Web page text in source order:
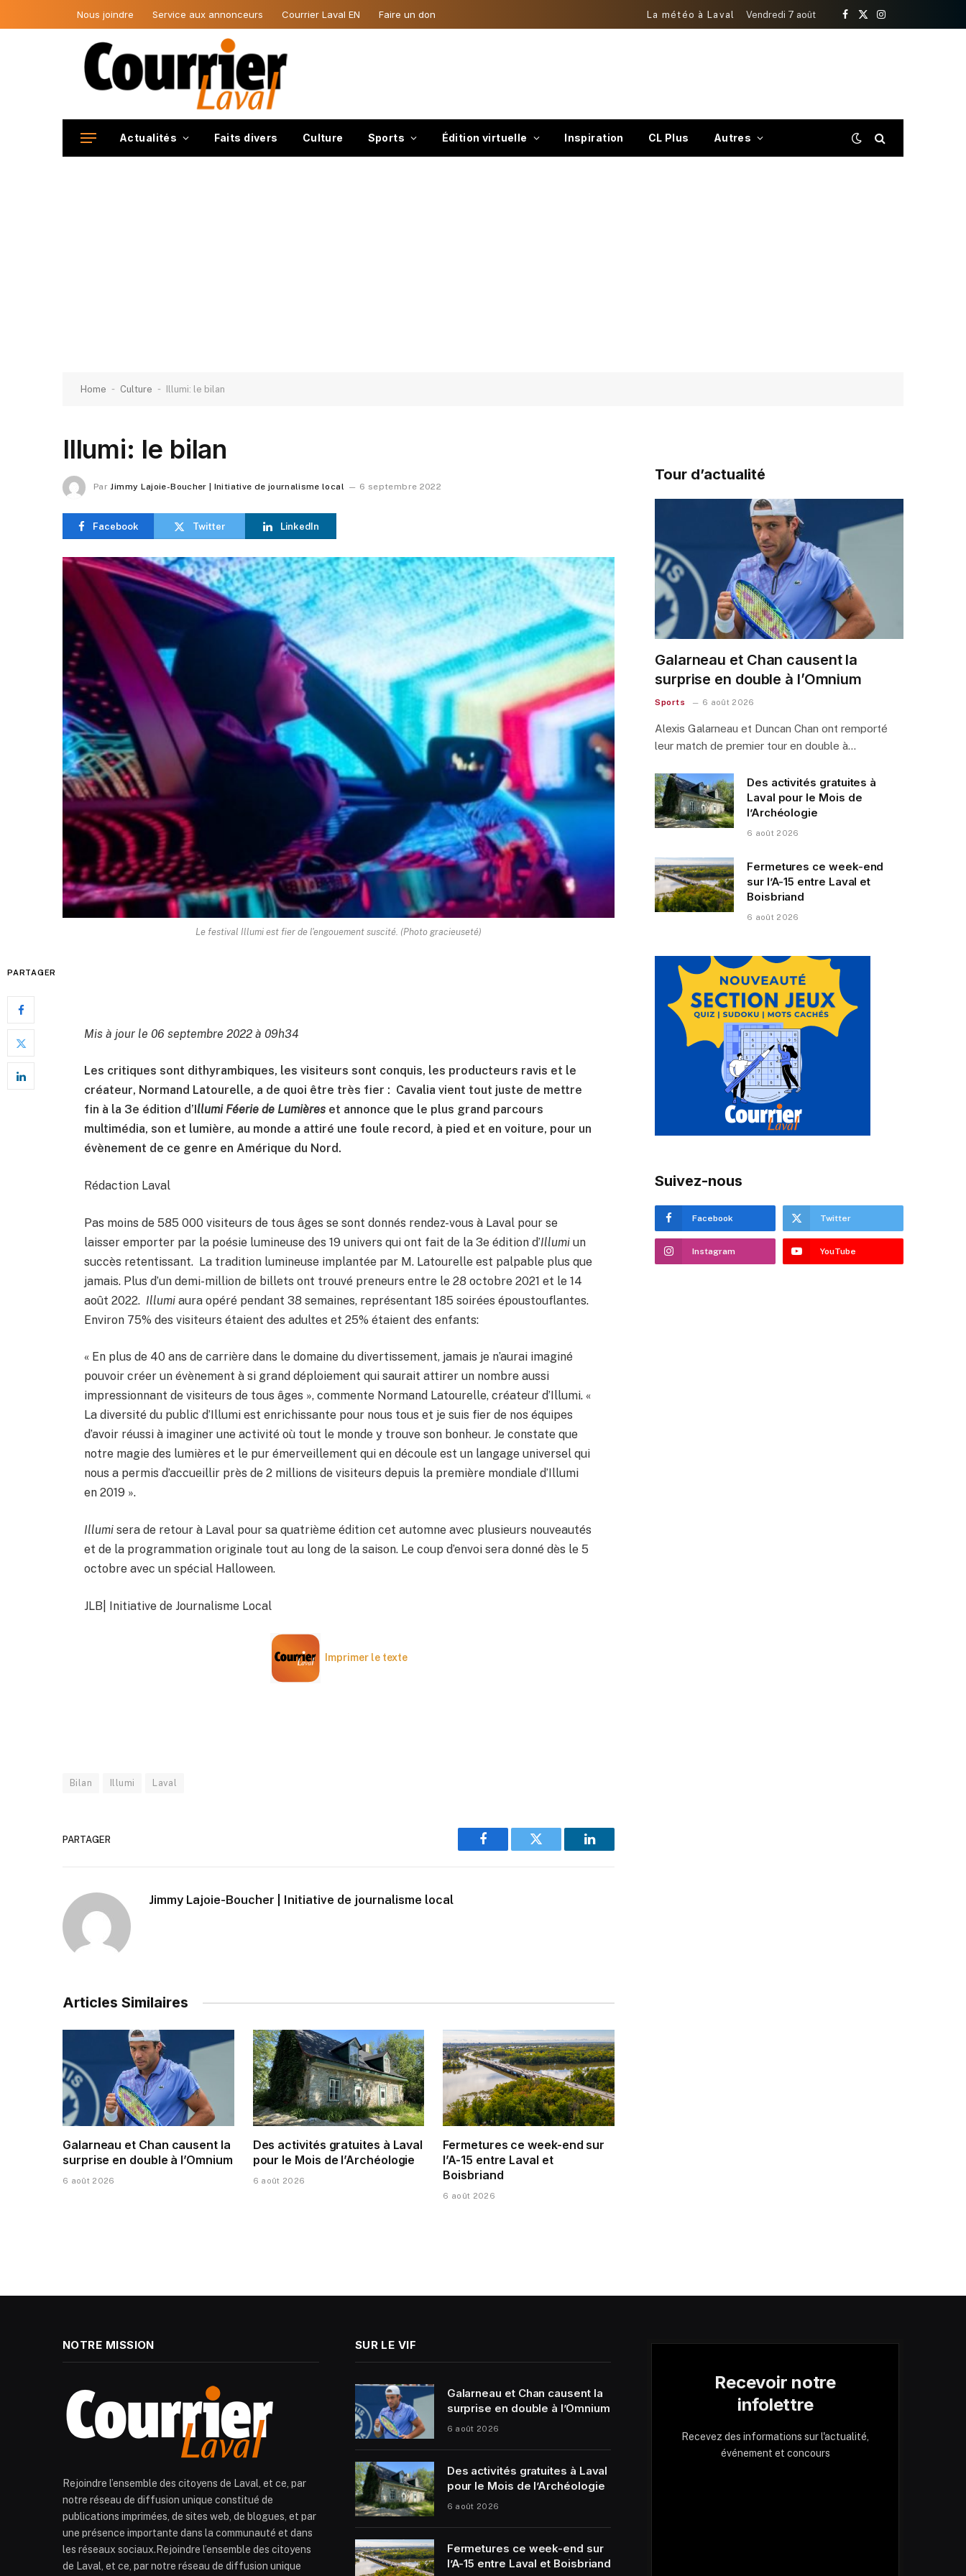
Nous joindre Service aux annonceurs Courrier Laval EN Faire un don La météo à Laval Vendredi 7 août
Facebook
X
Instagram
Actualités Faits divers Culture Sports Édition virtuelle Inspiration CL Plus Autres
Home - Culture - Illumi: le bilan
Illumi: le bilan
Par Jimmy Lajoie-Boucher | Initiative de journalisme local 6 septembre 2022
Facebook Twitter LinkedIn
Le festival Illumi est fier de l'engouement suscité. (Photo gracieuseté)
PARTAGER
Mis à jour le 06 septembre 2022 à 09h34
Les critiques sont dithyrambiques, les visiteurs sont conquis, les producteurs ravis et le
créateur, Normand Latourelle, a de quoi être très fier : Cavalia vient tout juste de mettre
fin à la 3e édition d’I llumi Féerie de Lumières et annonce que le plus grand parcours
multimédia, son et lumière, au monde a attiré une foule record, à pied et en voiture, pour un
évènement de ce genre en Amérique du Nord.
Rédaction Laval
Pas moins de 585 000 visiteurs de tous âges se sont donnés rendez-vous à Laval pour se
laisser emporter par la poésie lumineuse des 19 univers qui ont fait de la 3e édition d’Illumi un
succès retentissant. La tradition lumineuse implantée par M. Latourelle est palpable plus que
jamais. Plus d’un demi-million de billets ont trouvé preneurs entre le 28 octobre 2021 et le 14
août 2022. Illumi aura opéré pendant 38 semaines, représentant 185 soirées époustouflantes.
Environ 75% des visiteurs étaient des adultes et 25% étaient des enfants:
« En plus de 40 ans de carrière dans le domaine du divertissement, jamais je n’aurai imaginé
pouvoir créer un évènement à si grand déploiement qui saurait attirer un nombre aussi
impressionnant de visiteurs de tous âges », commente Normand Latourelle, créateur d’Illumi. «
La diversité du public d’Illumi est enrichissante pour nous tous et je suis fier de nos équipes
d’avoir réussi à imaginer une activité où tout le monde y trouve son bonheur. Je constate que
notre magie des lumières et le pur émerveillement qui en découle est un langage universel qui
nous a permis d’accueillir près de 2 millions de visiteurs depuis la première mondiale d’Illumi
en 2019 ».
Illumi sera de retour à Laval pour sa quatrième édition cet automne avec plusieurs nouveautés
et de la programmation originale tout au long de la saison. Le coup d’envoi sera donné dès le 5
octobre avec un spécial Halloween.
JLB| Initiative de Journalisme Local
Imprimer le texte
Bilan Illumi Laval
PARTAGER
Facebook Twitter LinkedIn
Jimmy Lajoie-Boucher | Initiative de journalisme local
Articles Similaires
Galarneau et Chan causent la
surprise en double à l’Omnium
6 août 2026
Des activités gratuites à Laval
pour le Mois de l’Archéologie
6 août 2026
Fermetures ce week-end sur
l’A-15 entre Laval et
Boisbriand
6 août 2026
Tour d’actualité
Galarneau et Chan causent la
surprise en double à l’Omnium
Sports 6 août 2026
Alexis Galarneau et Duncan Chan ont remporté
leur match de premier tour en double à…
Des activités gratuites à
Laval pour le Mois de
l’Archéologie
6 août 2026
Fermetures ce week-end
sur l’A-15 entre Laval et
Boisbriand
6 août 2026
Suivez-nous
Facebook Twitter
Instagram YouTube
NOTRE MISSION
Rejoindre l’ensemble des citoyens de Laval, et ce, par
notre réseau de diffusion unique constitué de
publications imprimées, de sites web, de blogues, et par
une présence importante dans la communauté et dans
les réseaux sociaux.Rejoindre l’ensemble des citoyens
de Laval, et ce, par notre réseau de diffusion unique
SUR LE VIF
Galarneau et Chan causent la
surprise en double à l’Omnium
6 août 2026
Des activités gratuites à Laval
pour le Mois de l’Archéologie
6 août 2026
Fermetures ce week-end sur
l’A-15 entre Laval et Boisbriand
Recevoir notre
infolettre
Recevez des informations sur l'actualité,
événement et concours